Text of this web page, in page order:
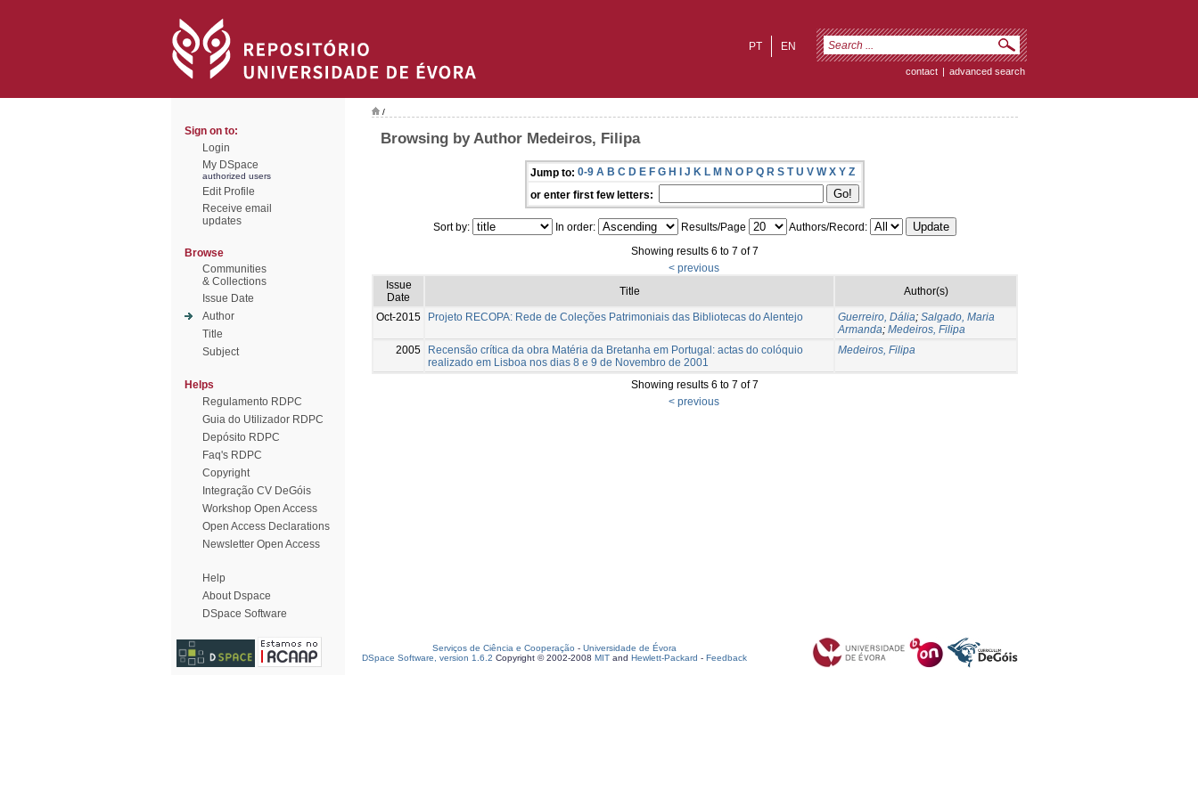
EN
PT
contact | advanced search
Sign on to:
Login
My DSpace
authorized users
Edit Profile
Receive email
updates
Browse
Communities
& Collections
Issue Date
Author
Title
Subject
Helps
Regulamento RDPC
Guia do Utilizador RDPC
Depósito RDPC
Faq's RDPC
Copyright
Integração CV DeGóis
Workshop Open Access
Open Access Declarations
Newsletter Open Access
Help
About Dspace
DSpace Software
/
Browsing by Author Medeiros, Filipa
Jump to: 0-9 A B C D E F G H I J K L M N O P Q R S T U V W X Y Z
or enter first few letters:
Sort by: In order: Results/Page
Authors/Record:
Showing results 6 to 7 of 7
< previous
Issue
Date
Title Author(s)
Oct-2015 Projeto RECOPA: Rede de Coleções Patrimoniais das Bibliotecas do Alentejo Guerreiro, Dália; Salgado, Maria
Armanda; Medeiros, Filipa
2005
Recensão crítica da obra Matéria da Bretanha em Portugal: actas do colóquio
realizado em Lisboa nos dias 8 e 9 de Novembro de 2001
Medeiros, Filipa
Showing results 6 to 7 of 7
< previous
Serviços de Ciência e Cooperação - Universidade de Évora
DSpace Software, version 1.6.2 Copyright © 2002-2008 MIT and Hewlett-Packard - Feedback